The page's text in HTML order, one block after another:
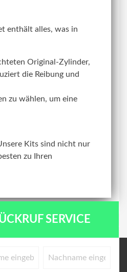
enthält alles, was in
Original-Zylinder,
die Reibung und
zu wählen, um eine
Kits sind nicht nur
zu Ihren
SERVICE